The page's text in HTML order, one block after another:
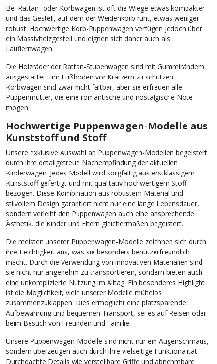
Bei Rattan- oder Korbwagen ist oft die Wiege etwas kompakter
und das Gestell, auf dem der Weidenkorb ruht, etwas weniger
robust. Hochwertige Korb-Puppenwagen verfügen jedoch über
ein Massivholzgestell und eignen sich daher auch als
Lauflernwagen.
Die Holzräder der Rattan-Stubenwagen sind mit Gummirändern
ausgestattet, um Fußböden vor Kratzern zu schützen.
Korbwagen sind zwar nicht faltbar, aber sie erfreuen alle
Puppenmütter, die eine romantische und nostalgische Note
mögen.
Hochwertige Puppenwagen-Modelle aus
Kunststoff und Stoff
Unsere exklusive Auswahl an Puppenwagen-Modellen begeistert
durch ihre detailgetreue Nachempfindung der aktuellen
Kinderwagen. Jedes Modell wird sorgfältig aus erstklassigem
Kunststoff gefertigt und mit qualitativ hochwertigem Stoff
bezogen. Diese Kombination aus robustem Material und
stilvollem Design garantiert nicht nur eine lange Lebensdauer,
sondern verleiht den Puppenwagen auch eine ansprechende
Ästhetik, die Kinder und Eltern gleichermaßen begeistert.
Die meisten unserer Puppenwagen-Modelle zeichnen sich durch
ihre Leichtigkeit aus, was sie besonders benutzerfreundlich
macht. Durch die Verwendung von innovativen Materialien sind
sie nicht nur angenehm zu transportieren, sondern bieten auch
eine unkomplizierte Nutzung im Alltag. Ein besonderes Highlight
ist die Möglichkeit, viele unserer Modelle mühelos
zusammenzuklappen. Dies ermöglicht eine platzsparende
Aufbewahrung und bequemen Transport, sei es auf Reisen oder
beim Besuch von Freunden und Familie.
Unsere Puppenwagen-Modelle sind nicht nur ein Augenschmaus,
sondern überzeugen auch durch ihre vielseitige Funktionalität.
Durchdachte Details wie verstellbare Griffe und abnehmbare